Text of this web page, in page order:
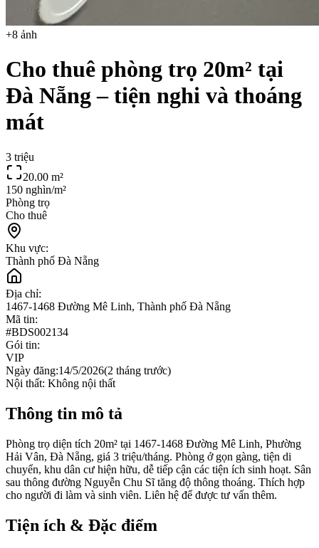
+8 ảnh
Cho thuê phòng trọ 20m² tại
Đà Nẵng – tiện nghi và thoáng
mát
3 triệu
20.00 m²
150 nghìn/m²
Phòng trọ
Cho thuê
Khu vực:
Thành phố Đà Nẵng
Địa chỉ:
1467-1468 Đường Mê Linh, Thành phố Đà Nẵng
Mã tin:
#BDS002134
Gói tin:
VIP
Ngày đăng:14/5/2026(2 tháng trước)
Nội thất: Không nội thất
Thông tin mô tả
Phòng trọ diện tích 20m² tại 1467-1468 Đường Mê Linh, Phường
Hải Vân, Đà Nẵng, giá 3 triệu/tháng. Phòng ở gọn gàng, tiện di
chuyển, khu dân cư hiện hữu, dễ tiếp cận các tiện ích sinh hoạt. Sân
sau thông đường Nguyễn Chu Sĩ tăng độ thông thoáng. Thích hợp
cho người đi làm và sinh viên. Liên hệ để được tư vấn thêm.
Tiện ích & Đặc điểm